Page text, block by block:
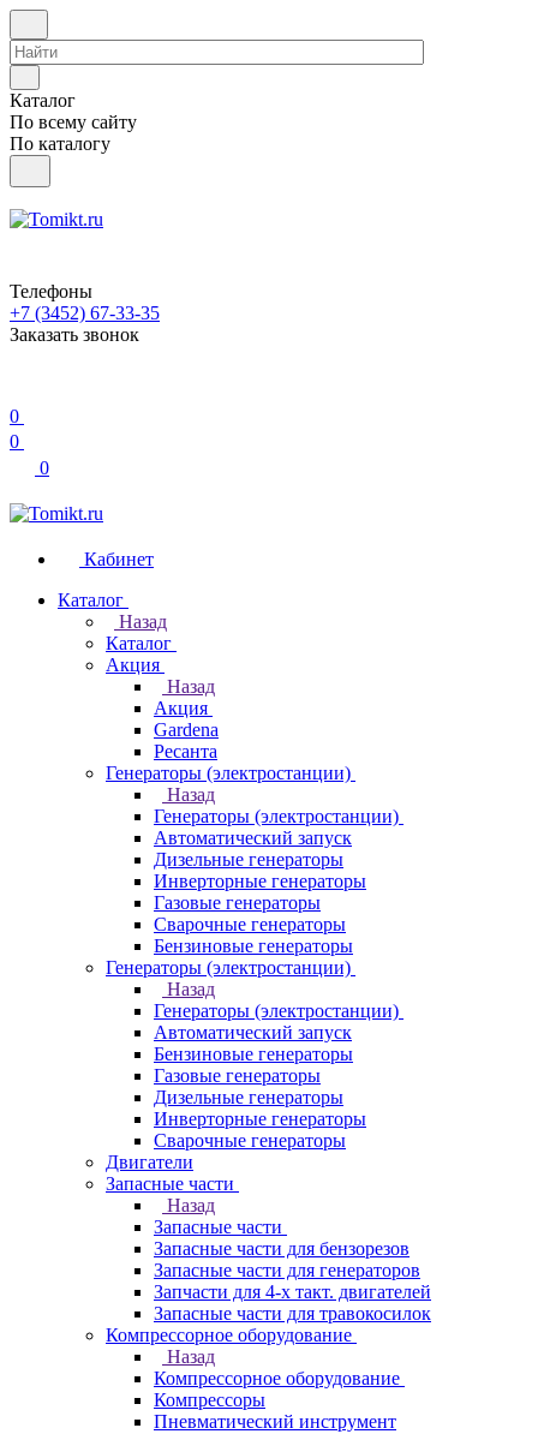
Каталог
По всему сайту
По каталогу
Телефоны
+7 (3452) 67-33-35
Заказать звонок
0
0
0
Кабинет
Каталог
Назад
Каталог
Акция
Назад
Акция
Gardena
Ресанта
Генераторы (электростанции)
Назад
Генераторы (электростанции)
Автоматический запуск
Дизельные генераторы
Инверторные генераторы
Газовые генераторы
Сварочные генераторы
Бензиновые генераторы
Генераторы (электростанции)
Назад
Генераторы (электростанции)
Автоматический запуск
Бензиновые генераторы
Газовые генераторы
Дизельные генераторы
Инверторные генераторы
Сварочные генераторы
Двигатели
Запасные части
Назад
Запасные части
Запасные части для бензорезов
Запасные части для генераторов
Запчасти для 4-х такт. двигателей
Запасные части для травокосилок
Компрессорное оборудование
Назад
Компрессорное оборудование
Компрессоры
Пневматический инструмент